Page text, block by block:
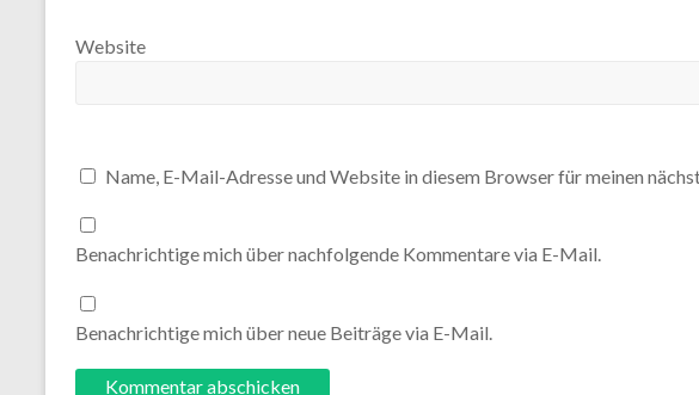
Website
Name, E-Mail-Adresse und Website in diesem Browser für meinen
Benachrichtige mich über nachfolgende Kommentare via E-Mail.
Benachrichtige mich über neue Beiträge via E-Mail.